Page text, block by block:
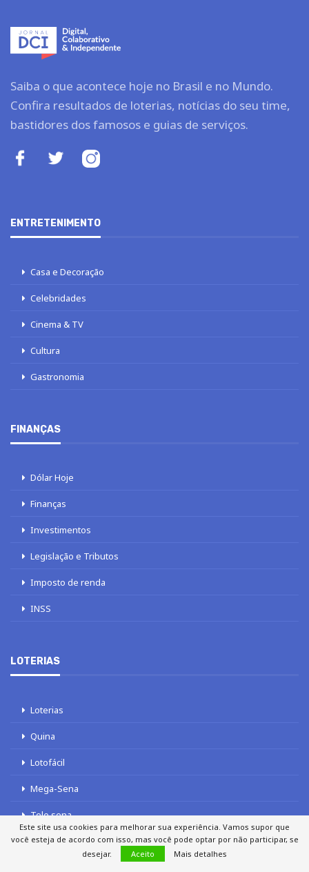
Saiba o que acontece hoje no Brasil e no Mundo.
Confira resultados de loterias, notícias do seu time,
bastidores dos famosos e guias de serviços.
ENTRETENIMENTO
Casa e Decoração
Celebridades
Cinema & TV
Cultura
Gastronomia
FINANÇAS
Dólar Hoje
Finanças
Investimentos
Legislação e Tributos
Imposto de renda
INSS
LOTERIAS
Loterias
Quina
Lotofácil
Mega-Sena
Tele sena
Este site usa cookies para melhorar sua experiência. Vamos supor que
você esteja de acordo com isso, mas você pode optar por não participar, se
desejar.
Aceito Mais detalhes